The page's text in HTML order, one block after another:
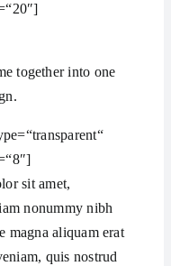
together into one
sit amet,
nonummy nibh
magna aliquam erat
quis nostrud